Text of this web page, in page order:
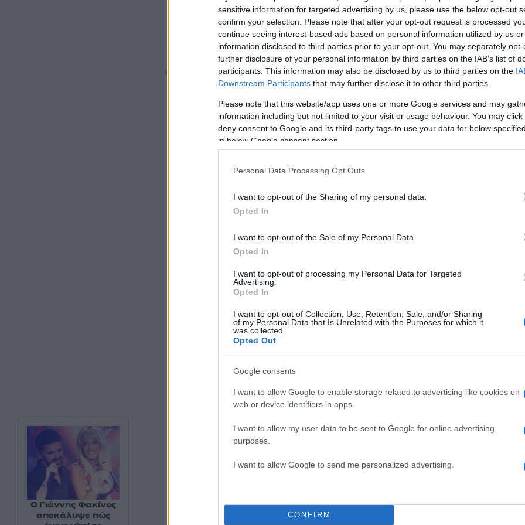
sensitive information for targeted advertising by us, please use the below opt-out
confirm your selection. Please note that after your opt-out request is processed
continue seeing interest-based ads based on personal information utilized by us
information disclosed to third parties prior to your opt-out. You may separately
further disclosure of your personal information by third parties on the IAB’s list of
participants. This information may also be disclosed by us to third parties on the
Downstream Participants that may further disclose it to other third parties.
Please note that this website/app uses one or more Google services and may
information including but not limited to your visit or usage behaviour. You may
deny consent to Google and its third-party tags to use your data for below
in below Google consent section.
Personal Data Processing Opt Outs
I want to opt-out of the Sharing of my personal data.
Opted In
I want to opt-out of the Sale of my Personal Data.
Opted In
I want to opt-out of processing my Personal Data for Targeted
Advertising.
Opted In
I want to opt-out of Collection, Use, Retention, Sale, and/or Sharing
of my Personal Data that Is Unrelated with the Purposes for which it
was collected.
Opted Out
Google consents
I want to allow Google to enable storage related to advertising like cookies on
web or device identifiers in apps.
I want to allow my user data to be sent to Google for online advertising
purposes.
I want to allow Google to send me personalized advertising.
CONFIRM
Συνέλευση των μετόχων.
Η σχετική πρόταση θα υποβληθεί στην Επιτροπή Εταιρικής
Υποψηφιοτήτων της Τράπεζας, σύμφωνα με την πολιτική ανάδειξης
υποψηφιοτήτων μελών Διοικητικού Συμβουλίου και το καταστατικό της
Τράπεζας.
ΔΙΑΦΗΜΙΣΗ
– Η διαδικασία πλήρους ανασυγκρότησης του Διοικητικού Συμβουλίου
ώστε να πληρούνται τα κριτήρια του νόμου 3864/2010, όπως ισχύει, θα
Ο Γιάννης Φακίνος
αποκάλυψε πώς